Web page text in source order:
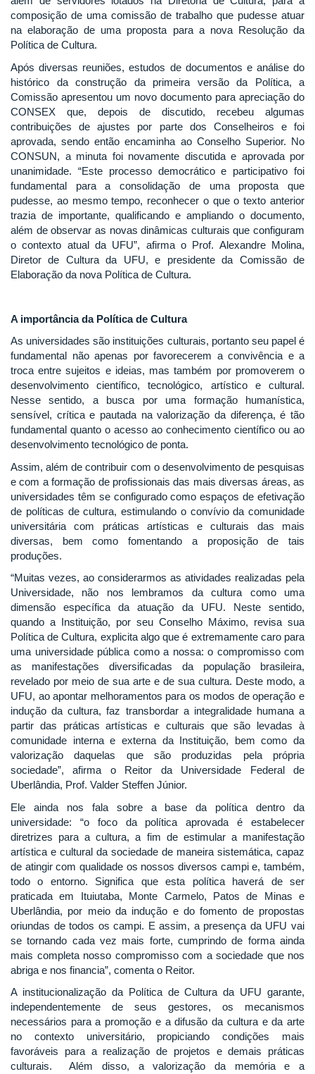
composição de uma comissão de trabalho que pudesse atuar
na elaboração de uma proposta para a nova Resolução da
Política de Cultura.
Após diversas reuniões, estudos de documentos e análise do
histórico da construção da primeira versão da Política, a
Comissão apresentou um novo documento para apreciação do
CONSEX que, depois de discutido, recebeu algumas
contribuições de ajustes por parte dos Conselheiros e foi
aprovada, sendo então encaminha ao Conselho Superior. No
CONSUN, a minuta foi novamente discutida e aprovada por
unanimidade. “Este processo democrático e participativo foi
fundamental para a consolidação de uma proposta que
pudesse, ao mesmo tempo, reconhecer o que o texto anterior
trazia de importante, qualificando e ampliando o documento,
além de observar as novas dinâmicas culturais que configuram
o contexto atual da UFU”, afirma o Prof. Alexandre Molina,
Diretor de Cultura da UFU, e presidente da Comissão de
Elaboração da nova Política de Cultura.
A importância da Política de Cultura
As universidades são instituições culturais, portanto seu papel é
fundamental não apenas por favorecerem a convivência e a
troca entre sujeitos e ideias, mas também por promoverem o
desenvolvimento científico, tecnológico, artístico e cultural.
Nesse sentido, a busca por uma formação humanística,
sensível, crítica e pautada na valorização da diferença, é tão
fundamental quanto o acesso ao conhecimento científico ou ao
desenvolvimento tecnológico de ponta.
Assim, além de contribuir com o desenvolvimento de pesquisas
e com a formação de profissionais das mais diversas áreas, as
universidades têm se configurado como espaços de efetivação
de políticas de cultura, estimulando o convívio da comunidade
universitária com práticas artísticas e culturais das mais
diversas, bem como fomentando a proposição de tais
produções.
“Muitas vezes, ao considerarmos as atividades realizadas pela
Universidade, não nos lembramos da cultura como uma
dimensão específica da atuação da UFU. Neste sentido,
quando a Instituição, por seu Conselho Máximo, revisa sua
Política de Cultura, explicita algo que é extremamente caro para
uma universidade pública como a nossa: o compromisso com
as manifestações diversificadas da população brasileira,
revelado por meio de sua arte e de sua cultura. Deste modo, a
UFU, ao apontar melhoramentos para os modos de operação e
indução da cultura, faz transbordar a integralidade humana a
partir das práticas artísticas e culturais que são levadas à
comunidade interna e externa da Instituição, bem como da
valorização daquelas que são produzidas pela própria
sociedade”, afirma o Reitor da Universidade Federal de
Uberlândia, Prof. Valder Steffen Júnior.
Ele ainda nos fala sobre a base da política dentro da
universidade: “o foco da política aprovada é estabelecer
diretrizes para a cultura, a fim de estimular a manifestação
artística e cultural da sociedade de maneira sistemática, capaz
de atingir com qualidade os nossos diversos campi e, também,
todo o entorno. Significa que esta política haverá de ser
praticada em Ituiutaba, Monte Carmelo, Patos de Minas e
Uberlândia, por meio da indução e do fomento de propostas
oriundas de todos os campi. E assim, a presença da UFU vai
se tornando cada vez mais forte, cumprindo de forma ainda
mais completa nosso compromisso com a sociedade que nos
abriga e nos financia”, comenta o Reitor.
A institucionalização da Política de Cultura da UFU garante,
independentemente de seus gestores, os mecanismos
necessários para a promoção e a difusão da cultura e da arte
no contexto universitário, propiciando condições mais
favoráveis para a realização de projetos e demais práticas
culturais. Além disso, a valorização da memória e a